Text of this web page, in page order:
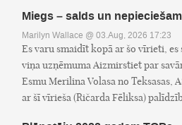
Miegs – salds un
Marilyn Wallace @ 03.Aug, 2026 17:23
Es varu smaidīt kopā ar šo vīrieti, es
viņa uzņēmuma Aizmirstiet par
Esmu Merilina Volasa no Teksasas,
ar šī vīrieša (Ričarda Fēliksa)